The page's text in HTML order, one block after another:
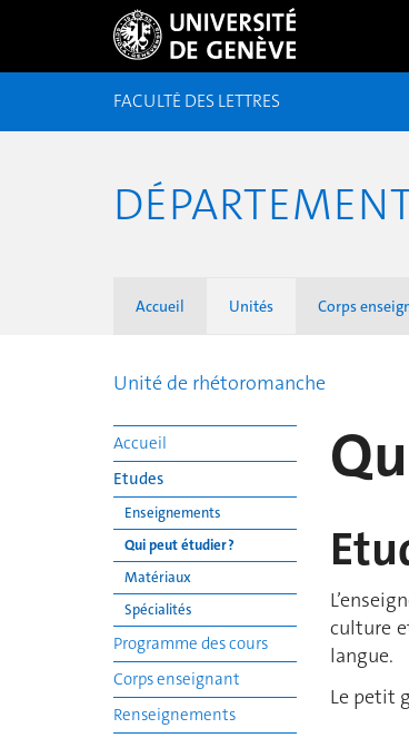
FACULTÉ DES LETTRES
Accueil Unités Corps
Unité de rhétoromanche
Accueil
Etudes
Enseignements
Qui peut étudier ?
Matériaux
Spécialités
Programme des cours
Corps enseignant
Renseignements
culture
langue.
Le petit